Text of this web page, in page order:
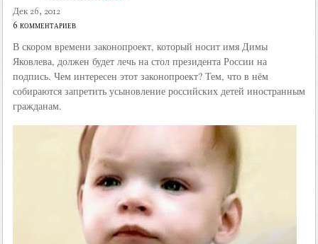
Дек 26, 2012
6 комментариев
В скором времени законопроект, который носит имя Димы
Яковлева, должен будет лечь на стол президента России на
подпись. Чем интересен этот законопроект? Тем, что в нём
собираются запретить усыновление российских детей иностранным
гражданам.